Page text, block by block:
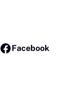
Facebook